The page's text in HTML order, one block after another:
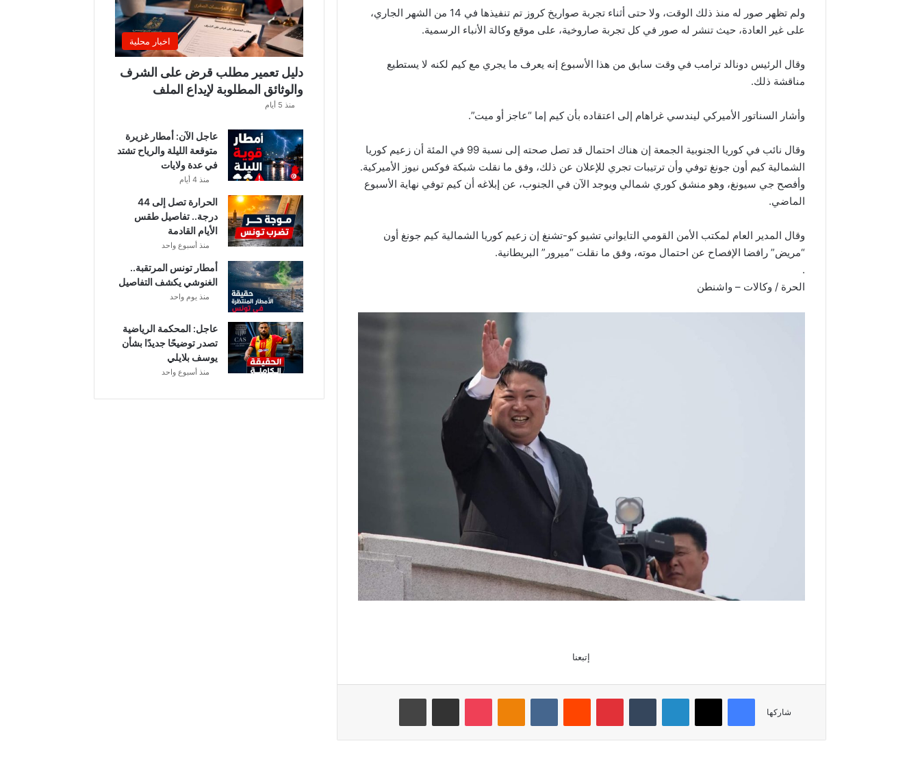
ولم تظهر صور له منذ ذلك الوقت، ولا حتى أثناء تجربة صواريخ كروز تم تنفيذها في 14 من الشهر الجاري،
على غير العادة، حيث تنشر له صور في كل تجربة صاروخية، على موقع وكالة الأنباء الرسمية.
وقال الرئيس دونالد ترامب في وقت سابق من هذا الأسبوع إنه يعرف ما يجري مع كيم لكنه لا يستطيع
مناقشة ذلك.
وأشار السناتور الأميركي ليندسي غراهام إلى اعتقاده بأن كيم إما “عاجز أو ميت”.
وقال نائب في كوريا الجنوبية الجمعة إن هناك احتمال قد تصل صحته إلى نسبة 99 في المئة أن زعيم كوريا
الشمالية كيم أون جونغ توفي وأن ترتيبات تجري للإعلان عن ذلك، وفق ما نقلت شبكة فوكس نيوز الأميركية.
وأفصح جي سيونغ، وهو منشق كوري شمالي ويوجد الآن في الجنوب، عن إبلاغه أن كيم توفي نهاية الأسبوع
الماضي.
وقال المدير العام لمكتب الأمن القومي التايواني تشيو كو-تشنغ إن زعيم كوريا الشمالية كيم جونغ أون
“مريض” رافضا الإفصاح عن احتمال موته، وفق ما نقلت “ميرور” البريطانية.
.
الحرة / وكالات – واشنطن
إتبعنا
شاركها
فيسبوك لينكدإن بينتيريست
س
ي
ي
ن
.
و
ه
ق
ي
م
ة
ا
ل
م
ح
ة
ب
ع
د
ا
ل
اخبار محلية
دليل تعمير مطلب قرض على الشرف
والوثائق المطلوبة لإيداع الملف
منذ 5 أيام
عاجل الآن: أمطار غزيرة
متوقعة الليلة والرياح تشتد
في عدة ولايات
منذ 4 أيام
الحرارة تصل إلى 44
درجة.. تفاصيل طقس
الأيام القادمة
منذ أسبوع واحد
أمطار تونس المرتقبة..
الغنوشي يكشف التفاصيل
منذ يوم واحد
عاجل: المحكمة الرياضية
تصدر توضيحًا جديدًا بشأن
يوسف بلايلي
منذ أسبوع واحد